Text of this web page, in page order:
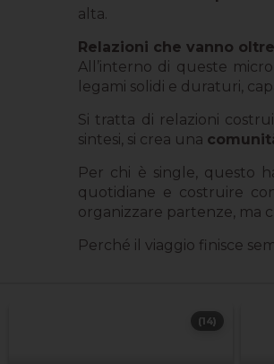
alta.
Relazioni che vanno
All’interno di queste
legami solidi e duraturi,
Si tratta di relazioni
sintesi, si crea una
Per chi è single, questo
quotidiane e costruire
organizzare partenze, ma
Perché il viaggio finisce
(14)